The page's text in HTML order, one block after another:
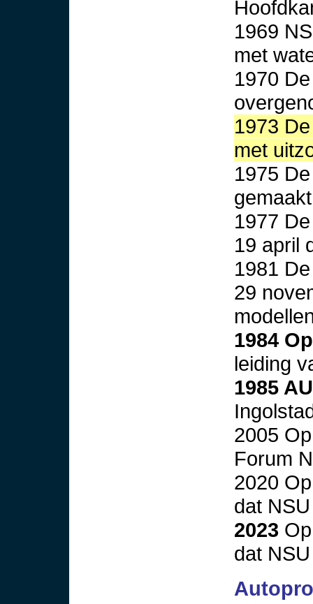
1969
met
1970
1973
met
1975
1977
19 april
1981
29
1984
leiding
1985
2005
Forum
2020
dat
2023
dat